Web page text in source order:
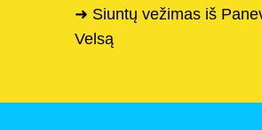
➜ Siuntų vežimas iš
Velsą